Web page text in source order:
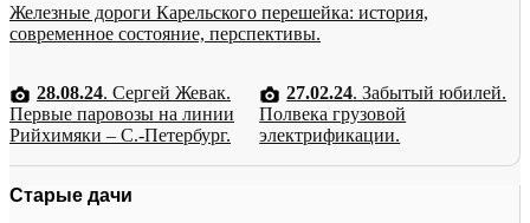
Железные дороги Карельского перешейка: история,
современное состояние, перспективы.
28.08.24. Сергей Жевак.
Первые паровозы на линии
Рийхимяки – С.-Петербург.
27.02.24. Забытый юбилей.
Полвека грузовой
электрификации.
Старые дачи